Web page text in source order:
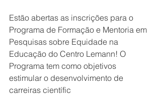
Estão abertas as inscrições para o
Programa de Formação e Mentoria em
Pesquisas sobre Equidade na
Educação do Centro Lemann! O
Programa tem como objetivos
estimular o desenvolvimento de
carreiras científic